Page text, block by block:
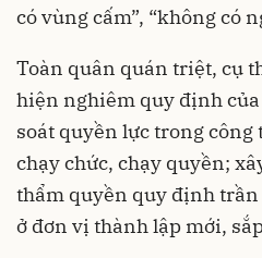
có vùng cấm”, “không có
Toàn quân quán triệt, cụ
hiện nghiêm quy định
soát quyền lực trong công
chạy chức, chạy quyền;
thẩm quyền quy định trần
ở đơn vị thành lập mới,